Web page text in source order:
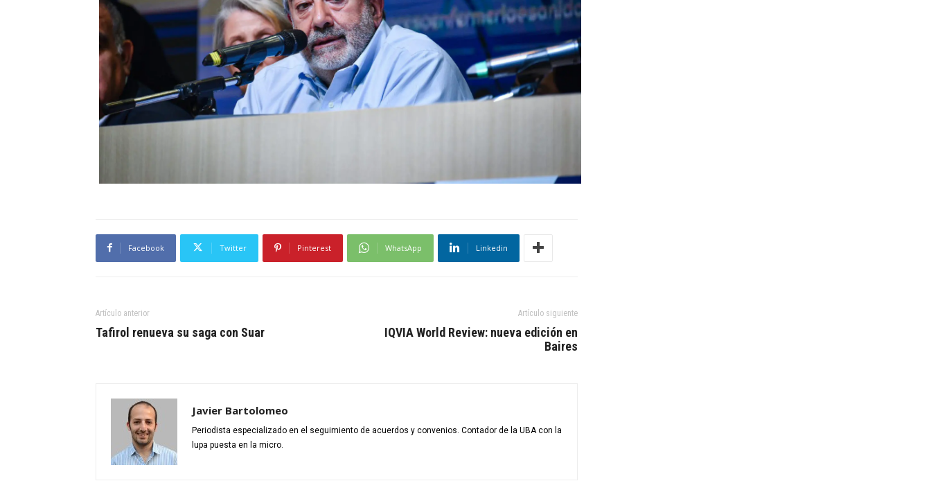
Facebook Twitter Pinterest WhatsApp Linkedin
Artículo anterior
Tafirol renueva su saga con Suar
Artículo siguiente
IQVIA World Review: nueva edición en
Baires
Javier Bartolomeo
Periodista especializado en el seguimiento de acuerdos y convenios. Contador de la UBA con la
lupa puesta en la micro.